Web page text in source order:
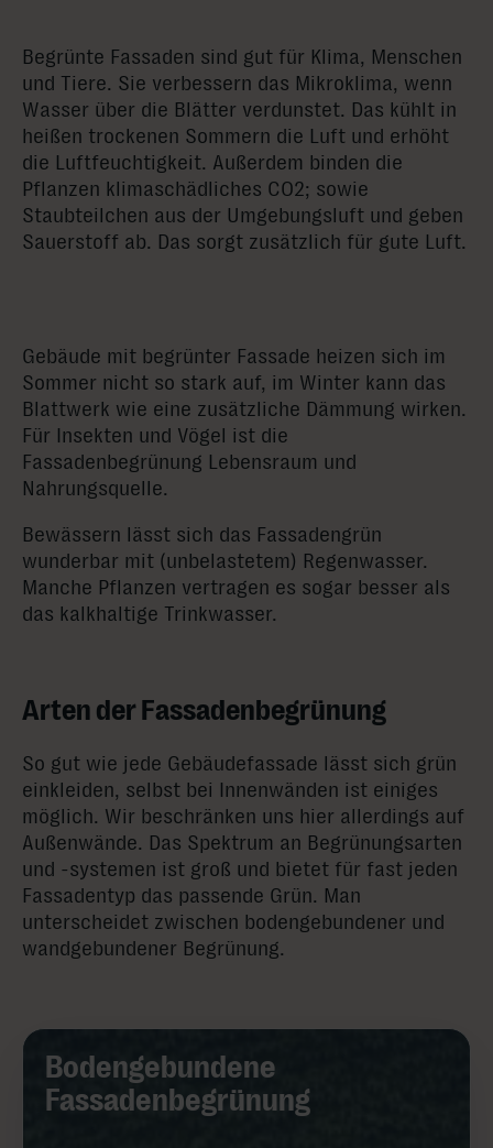
Begrünte Fassaden sind gut für Klima, Menschen
und Tiere. Sie verbessern das Mikroklima, wenn
Wasser über die Blätter verdunstet. Das kühlt in
heißen trockenen Sommern die Luft und erhöht
die Luftfeuchtigkeit. Außerdem binden die
Pflanzen klimaschädliches CO2; sowie
Staubteilchen aus der Umgebungsluft und geben
Sauerstoff ab. Das sorgt zusätzlich für gute Luft.
Gebäude mit begrünter Fassade heizen sich im
Sommer nicht so stark auf, im Winter kann das
Blattwerk wie eine zusätzliche Dämmung wirken.
Für Insekten und Vögel ist die
Fassadenbegrünung Lebensraum und
Nahrungsquelle.
Bewässern lässt sich das Fassadengrün
wunderbar mit (unbelastetem) Regenwasser.
Manche Pflanzen vertragen es sogar besser als
das kalkhaltige Trinkwasser.
Arten der Fassadenbegrünung
So gut wie jede Gebäudefassade lässt sich grün
einkleiden, selbst bei Innenwänden ist einiges
möglich. Wir beschränken uns hier allerdings auf
Außenwände. Das Spektrum an Begrünungsarten
und -systemen ist groß und bietet für fast jeden
Fassadentyp das passende Grün. Man
unterscheidet zwischen bodengebundener und
wandgebundener Begrünung.
Bodengebundene
Fassadenbegrünung